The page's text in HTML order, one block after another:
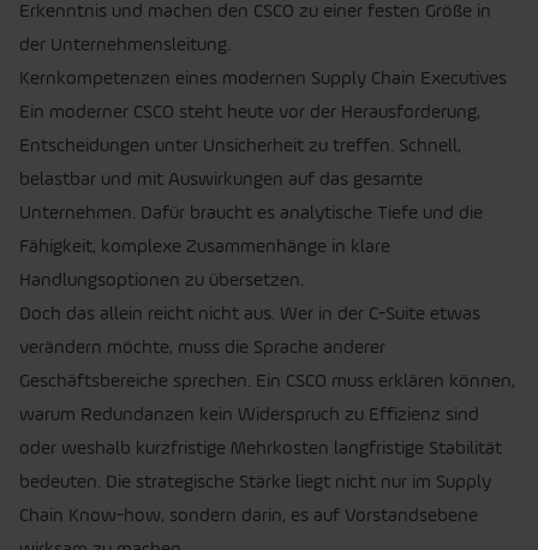
Erkenntnis und machen den CSCO zu einer festen Größe in
der Unternehmensleitung.
Kernkompetenzen eines modernen Supply Chain Executives
Ein moderner CSCO steht heute vor der Herausforderung,
Entscheidungen unter Unsicherheit zu treffen. Schnell,
belastbar und mit Auswirkungen auf das gesamte
Unternehmen. Dafür braucht es analytische Tiefe und die
Fähigkeit, komplexe Zusammenhänge in klare
Handlungsoptionen zu übersetzen.
Doch das allein reicht nicht aus. Wer in der C-Suite etwas
verändern möchte, muss die Sprache anderer
Geschäftsbereiche sprechen. Ein CSCO muss erklären können,
warum Redundanzen kein Widerspruch zu Effizienz sind
oder weshalb kurzfristige Mehrkosten langfristige Stabilität
bedeuten. Die strategische Stärke liegt nicht nur im Supply
Chain Know-how, sondern darin, es auf Vorstandsebene